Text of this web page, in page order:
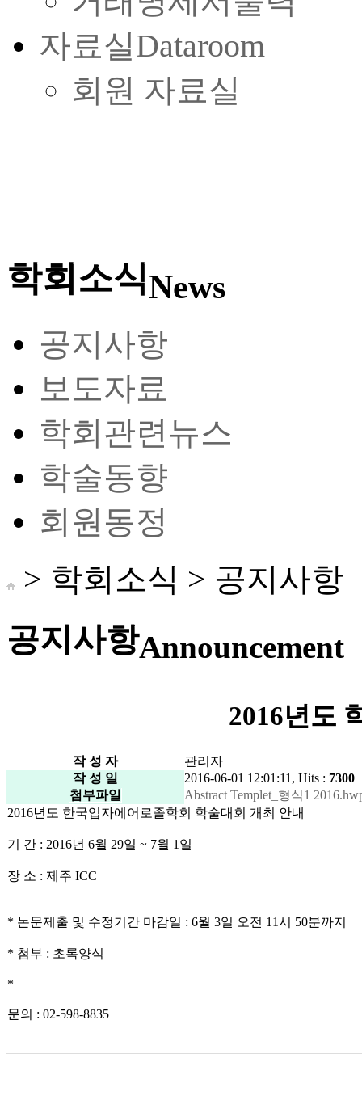
자료실Dataroom
회원 자료실
학회소식News
공지사항
보도자료
학회관련뉴스
학술동향
회원동정
> 학회소식 > 공지사항
공지사항Announcement
2016년도
작 성 자
관리자
작 성 일
2016-06-01 12:01:11, Hits : 7300
첨부파일
Abstract Templet_형식1
2016년도 한국입자에어로졸학회 학술대회 개최 안내
기 간 : 2016년 6월 29일 ~ 7월 1일
장 소 : 제주 ICC
* 논문제출 및 수정기간 마감일 : 6월 3일 오전 11시 50분까지
* 첨부 : 초록양식
*
문의 : 02-598-8835